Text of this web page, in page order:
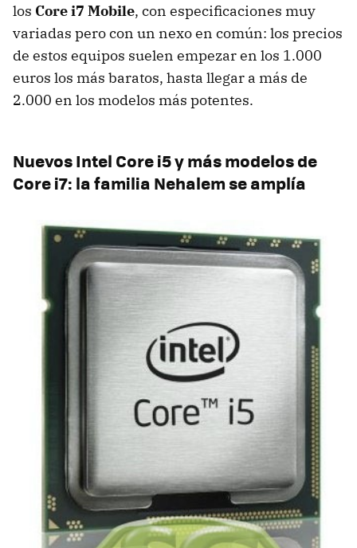
los Core i7 Mobile, con especificaciones muy
variadas pero con un nexo en común: los precios
de estos equipos suelen empezar en los 1.000
euros los más baratos, hasta llegar a más de
2.000 en los modelos más potentes.
Nuevos Intel Core i5 y más modelos de
Core i7: la familia Nehalem se amplía